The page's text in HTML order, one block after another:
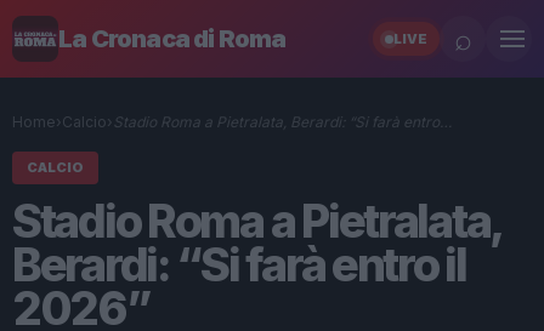
La Cronaca di Roma LIVE ⌕
Home› Calcio› Stadio Roma a Pietralata, Berardi: “Si farà entro…
CALCIO
Stadio Roma a Pietralata,
Berardi: “Si farà entro il
2026”